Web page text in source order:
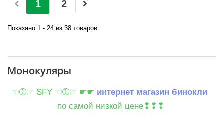
1 2
Показано 1 - 24 из 38 товаров
Монокуляры
☜➀☞ SFY ☜➀☞ ☛☛ интернет магазин бинокли
по самой низкой цене❢❢❢